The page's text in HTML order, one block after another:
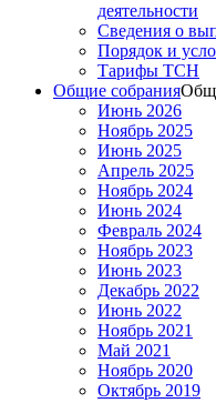
деятельности
Сведения о
Порядок и
Тарифы ТСН
Общие собрания
Июнь 2026
Ноябрь 2025
Июнь 2025
Апрель 2025
Ноябрь 2024
Июнь 2024
Февраль 2024
Ноябрь 2023
Июнь 2023
Декабрь 2022
Июнь 2022
Ноябрь 2021
Май 2021
Ноябрь 2020
Октябрь 2019